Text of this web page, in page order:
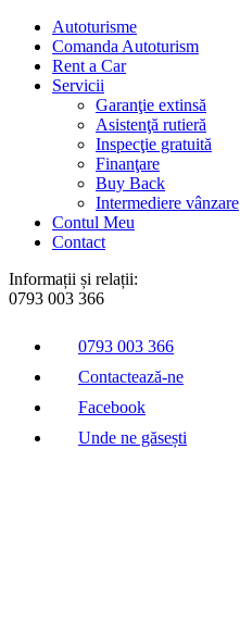
Autoturisme
Comanda Autoturism
Rent a Car
Servicii
Garanţie extinsă
Asistenţă rutieră
Inspecţie gratuită
Finanţare
Buy Back
Intermediere vânzare
Contul Meu
Contact
Informații și relații:
0793 003 366
0793 003 366
Contactează-ne
Facebook
Unde ne găsești